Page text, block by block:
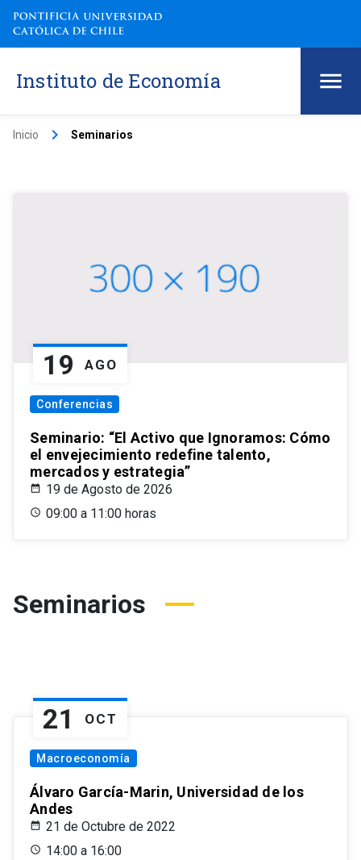
Instituto de Economía
Inicio keyboard_arrow_right Seminarios
19 AGO
Conferencias
Seminario: “El Activo que Ignoramos: Cómo
el envejecimiento redefine talento,
mercados y estrategia”
19 de Agosto de 2026
09:00 a 11:00 horas
Seminarios
21 OCT
Macroeconomía
Álvaro García-Marin, Universidad de los
Andes
21 de Octubre de 2022
14:00 a 16:00